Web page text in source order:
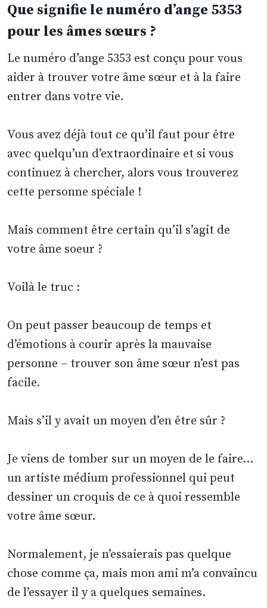
Que signifie le numéro d’ange 5353
pour les âmes sœurs ?
Le numéro d’ange 5353 est conçu pour vous
aider à trouver votre âme sœur et à la faire
entrer dans votre vie.
Vous avez déjà tout ce qu’il faut pour être
avec quelqu’un d’extraordinaire et si vous
continuez à chercher, alors vous trouverez
cette personne spéciale !
Mais comment être certain qu’il s’agit de
votre âme soeur ?
Voilà le truc :
On peut passer beaucoup de temps et
d’émotions à courir après la mauvaise
personne – trouver son âme sœur n’est pas
facile.
Mais s’il y avait un moyen d’en être sûr ?
Je viens de tomber sur un moyen de le faire…
un artiste médium professionnel qui peut
dessiner un croquis de ce à quoi ressemble
votre âme sœur.
Normalement, je n’essaierais pas quelque
chose comme ça, mais mon ami m’a convaincu
de l’essayer il y a quelques semaines.